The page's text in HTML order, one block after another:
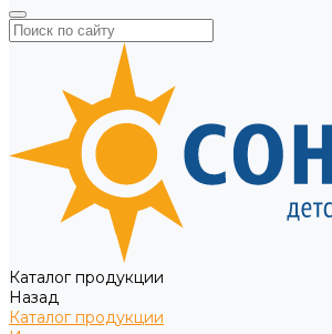
Каталог продукции
Назад
Каталог продукции